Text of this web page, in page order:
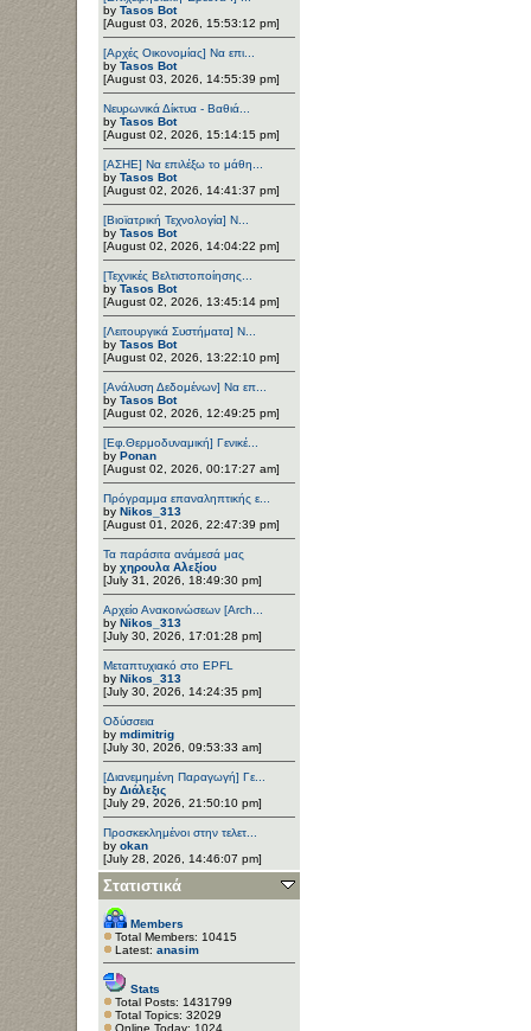
by Tasos Bot
[August 03, 2026, 15:53:12 pm]
[Αρχές Οικονομίας] Να επι...
by Tasos Bot
[August 03, 2026, 14:55:39 pm]
Νευρωνικά Δίκτυα - Βαθιά...
by Tasos Bot
[August 02, 2026, 15:14:15 pm]
[ΑΣΗΕ] Να επιλέξω το μάθη...
by Tasos Bot
[August 02, 2026, 14:41:37 pm]
[Βιοϊατρική Τεχνολογία] Ν...
by Tasos Bot
[August 02, 2026, 14:04:22 pm]
[Τεχνικές Βελτιστοποίησης...
by Tasos Bot
[August 02, 2026, 13:45:14 pm]
[Λειτουργικά Συστήματα] Ν...
by Tasos Bot
[August 02, 2026, 13:22:10 pm]
[Ανάλυση Δεδομένων] Να επ...
by Tasos Bot
[August 02, 2026, 12:49:25 pm]
[Εφ.Θερμοδυναμική] Γενικέ...
by Ponan
[August 02, 2026, 00:17:27 am]
Πρόγραμμα επαναληπτικής ε...
by Nikos_313
[August 01, 2026, 22:47:39 pm]
Τα παράσιτα ανάμεσά μας
by χηρουλα Αλεξίου
[July 31, 2026, 18:49:30 pm]
Αρχείο Ανακοινώσεων [Arch...
by Nikos_313
[July 30, 2026, 17:01:28 pm]
Μεταπτυχιακό στο EPFL
by Nikos_313
[July 30, 2026, 14:24:35 pm]
Οδύσσεια
by mdimitrig
[July 30, 2026, 09:53:33 am]
[Διανεμημένη Παραγωγή] Γε...
by Διάλεξις
[July 29, 2026, 21:50:10 pm]
Προσκεκλημένοι στην τελετ...
by okan
[July 28, 2026, 14:46:07 pm]
Στατιστικά
Members
Total Members: 10415
Latest: anasim
Stats
Total Posts: 1431799
Total Topics: 32029
Online Today: 1024